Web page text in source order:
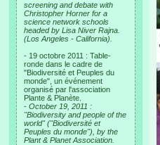
screening and debate with
Christopher Horner for a
science network schools
headed by Lisa Niver Rajna.
(Los Angeles - California).
- 19 octobre 2011 : Table-
ronde dans le cadre de
"Biodiversité et Peuples du
monde", un événement
organisé par l'association
Plante & Planète.
- October 19, 2011 :
"Biodiversity and people of the
world" ("Biodiversité et
Peuples du monde"), by the
Plant & Planet Association.